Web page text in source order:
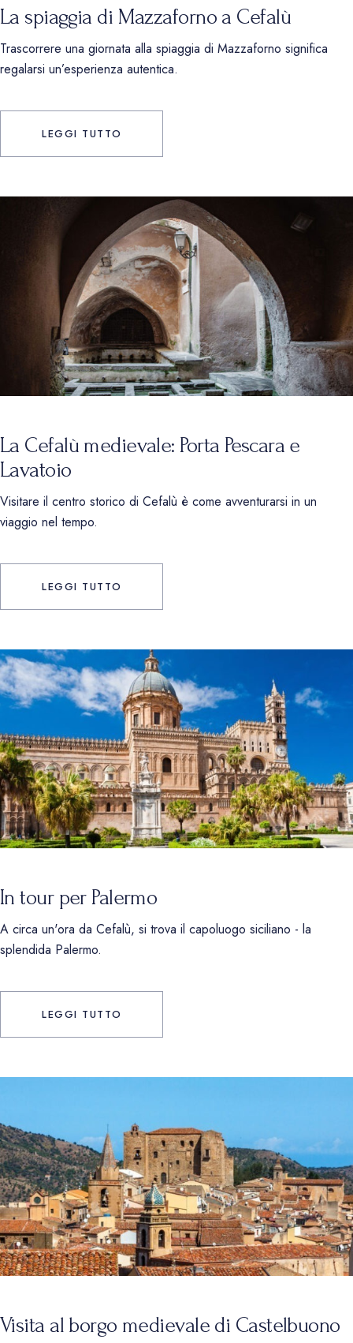
La spiaggia di Mazzaforno a Cefalù
Trascorrere una giornata alla spiaggia di Mazzaforno significa
regalarsi un’esperienza autentica.
LEGGI TUTTO
La Cefalù medievale: Porta Pescara e
Lavatoio
Visitare il centro storico di Cefalù è come avventurarsi in un
viaggio nel tempo.
LEGGI TUTTO
In tour per Palermo
A circa un'ora da Cefalù, si trova il capoluogo siciliano - la
splendida Palermo.
LEGGI TUTTO
Visita al borgo medievale di Castelbuono